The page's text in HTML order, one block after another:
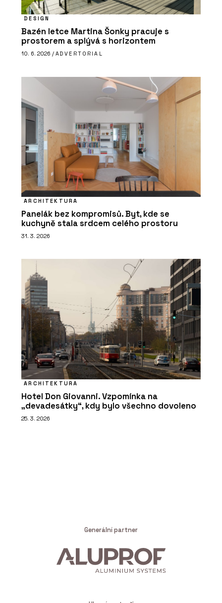
DESIGN
Bazén letce Martina Šonky pracuje s
prostorem a splývá s horizontem
10. 6. 2026 / ADVERTORIAL
ARCHITEKTURA
Panelák bez kompromisů. Byt, kde se
kuchyně stala srdcem celého prostoru
31. 3. 2026
ARCHITEKTURA
Hotel Don Giovanni. Vzpomínka na
„devadesátky“, kdy bylo všechno dovoleno
25. 3. 2026
Generální partner